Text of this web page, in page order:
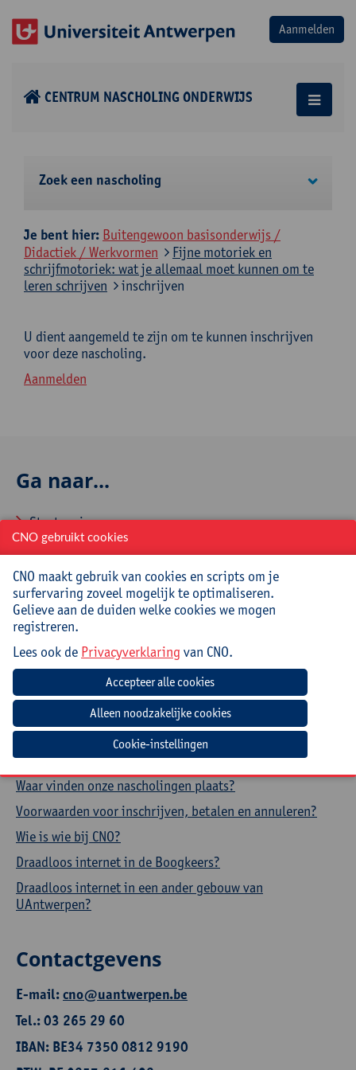
CENTRUM NASCHOLING ONDERWIJS
Zoek een nascholing
Je bent hier: Buitengewoon basisonderwijs /
Didactiek / Werkvormen
Fijne motoriek en
schrijfmotoriek: wat je allemaal moet kunnen om te
leren schrijven
inschrijven
U dient aangemeld te zijn om te kunnen inschrijven
voor deze nascholing.
Aanmelden
Ga naar...
Startpagina
Over CNO
Contacteer CNO
Veelgestelde vragen
Hoe aanmelden en inschrijven via CNOweb?
Hoe een evaluatieformulier invullen?
Hoe een aanwezigheidsattest downloaden?
Hoe je profiel aanpassen?
Waar vinden onze nascholingen plaats?
Voorwaarden voor inschrijven, betalen en annuleren?
Wie is wie bij CNO?
Draadloos internet in de Boogkeers?
Draadloos internet in een ander gebouw van
UAntwerpen?
Contactgevens
E-mail:cno@uantwerpen.be
Tel.: 03 265 29 60
IBAN: BE34 7350 0812 9190
CNO gebruikt cookies
CNO maakt gebruik van cookies en scripts om je
surfervaring zoveel mogelijk te optimaliseren.
Gelieve aan de duiden welke cookies we mogen
registreren.
Lees ook de Privacyverklaring van CNO.
Cookie-instellingen